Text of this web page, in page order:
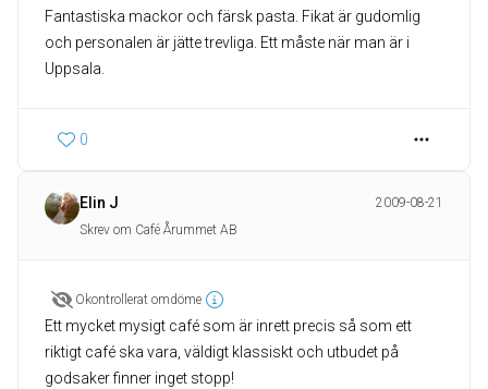
Fantastiska mackor och färsk pasta. Fikat är gudomlig
och personalen är jätte trevliga. Ett måste när man är i
Uppsala.
0
Elin J
2009-08-21
Skrev om Café Årummet AB
Okontrollerat omdöme
Ett mycket mysigt café som är inrett precis så som ett
riktigt café ska vara, väldigt klassiskt och utbudet på
godsaker finner inget stopp!